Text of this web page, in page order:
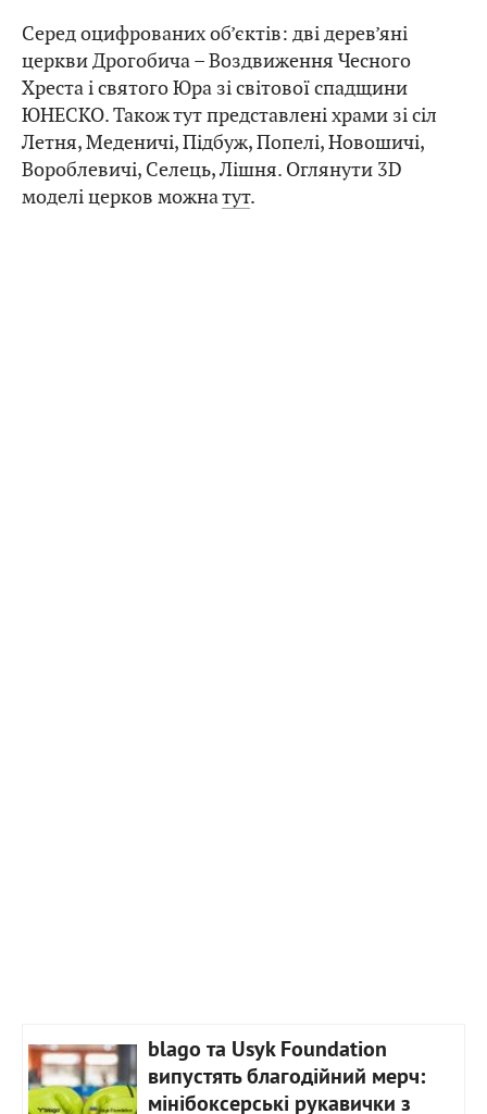
Серед оцифрованих об’єктів: дві дерев’яні
церкви Дрогобича – Воздвиження Чесного
Хреста і святого Юра зі світової спадщини
ЮНЕСКО. Також тут представлені храми зі сіл
Летня, Меденичі, Підбуж, Попелі, Новошичі,
Вороблевичі, Селець, Лішня. Оглянути 3D
моделі церков можнатут.
blago та Usyk Foundation
випустять благодійний мерч:
мінібоксерські рукавички з